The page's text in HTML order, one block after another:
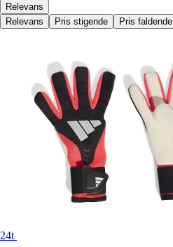
Relevans
Relevans
Pris stigende Pris faldende
24t